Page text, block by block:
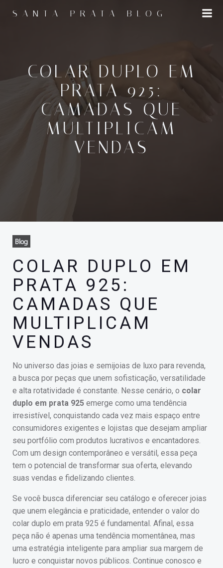
para
SANTA PRATA BLOG
COLAR DUPLO EM
PRATA 925:
CAMADAS QUE
MULTIPLICAM
VENDAS
Blog
COLAR DUPLO EM
PRATA 925:
CAMADAS QUE
MULTIPLICAM
VENDAS
No universo das joias e semijoias de luxo para revenda,
a busca por peças que unem sofisticação, versatilidade
e alta rotatividade é constante. Nesse cenário, o colar
duplo em prata 925 emerge como uma tendência
irresistível, conquistando cada vez mais espaço entre
consumidores exigentes e lojistas que desejam ampliar
seu portfólio com produtos lucrativos e encantadores.
Com um design contemporâneo e versátil, essa peça
tem o potencial de transformar sua oferta, elevando
suas vendas e fidelizando clientes.
Se você busca diferenciar seu catálogo e oferecer joias
que unem elegância e praticidade, entender o valor do
colar duplo em prata 925 é fundamental. Afinal, essa
peça não é apenas uma tendência momentânea, mas
uma estratégia inteligente para ampliar sua margem de
lucro e conquistar novos públicos. Continue conosco e